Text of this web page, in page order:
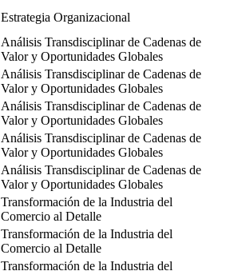
Transformación de la Industria del
Comercio al Detalle
Transformación de la Industria del
Comercio al Detalle
Estrategia Organizacional
Análisis Transdisciplinar de Cadenas de
Valor y Oportunidades Globales
Análisis Transdisciplinar de Cadenas de
Valor y Oportunidades Globales
Análisis Transdisciplinar de Cadenas de
Valor y Oportunidades Globales
Análisis Transdisciplinar de Cadenas de
Valor y Oportunidades Globales
Análisis Transdisciplinar de Cadenas de
Valor y Oportunidades Globales
Transformación de la Industria del
Comercio al Detalle
Transformación de la Industria del
Comercio al Detalle
Transformación de la Industria del